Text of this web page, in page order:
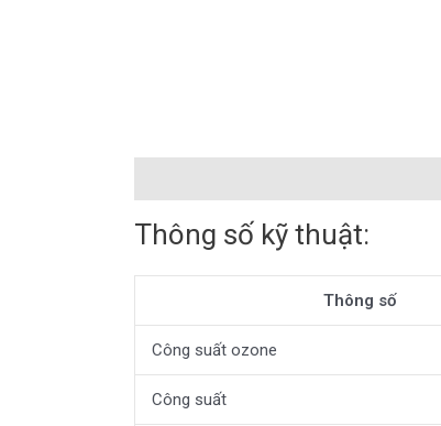
Thông số kỹ thuật:
Thông số
Công suất ozone
Công suất